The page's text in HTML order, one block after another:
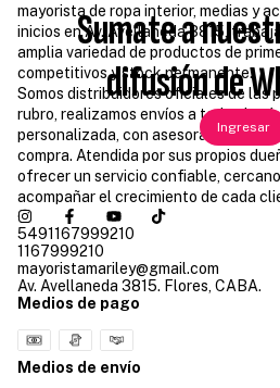
Sumate a
difusión de
Ingresar
mayorista de ropa interior, medias y
inicios en Av. Avellaneda 3815,
amplia variedad de productos de
competitivos y stock permanente.
Somos distribuidores oficiales de las
rubro, realizamos envíos a todo el
personalizada, con asesoramiento y
compra. Atendida por sus propios
ofrecer un servicio confiable,
acompañar el crecimiento de cada
5491167999210
1167999210
mayoristamariley@gmail.com
Av. Avellaneda 3815. Flores, CABA.
Medios de pago
Medios de envío